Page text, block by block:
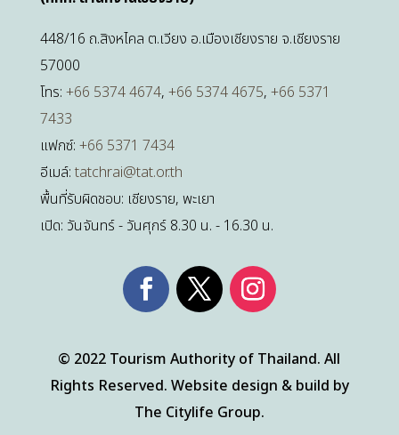
448/16 ถ.สิงหไคล ต.เวียง อ.เมืองเชียงราย จ.เชียงราย
57000
โทร: +66 5374 4674, +66 5374 4675, +66 5371
7433
แฟกซ์: +66 5371 7434
อีเมล์: tatchrai@tat.or.th
พื้นที่รับผิดชอบ: เชียงราย, พะเยา
เปิด: วันจันทร์ - วันศุกร์ 8.30 น. - 16.30 น.
© 2022 Tourism Authority of Thailand. All
Rights Reserved. Website design & build by
The Citylife Group.